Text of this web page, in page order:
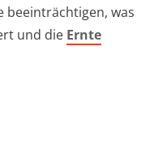
beeinträchtigen, was
und die Ernte